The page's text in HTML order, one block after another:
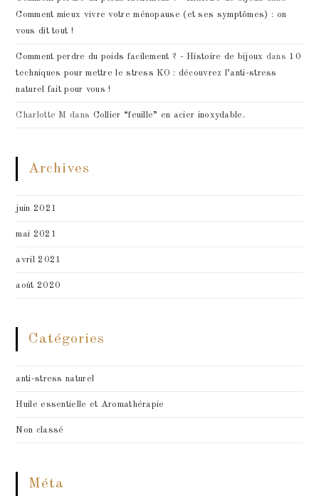
Comment mieux vivre votre ménopause (et ses symptômes) : on
vous dit tout !
Comment perdre du poids facilement ? - Histoire de bijoux dans 10
techniques pour mettre le stress KO : découvrez l’anti-stress
naturel fait pour vous !
Charlotte M dans Collier “feuille” en acier inoxydable.
Archives
juin 2021
mai 2021
avril 2021
août 2020
Catégories
anti-stress naturel
Huile essentielle et Aromathérapie
Non classé
Méta